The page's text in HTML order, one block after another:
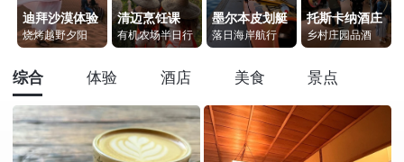
迪拜沙漠体验
烧烤越野夕阳
清迈烹饪课
有机农场半日行
墨尔本皮划艇
落日海岸航行
托斯卡纳酒庄
乡村庄园品酒
综合 体验 酒店 美食 景点